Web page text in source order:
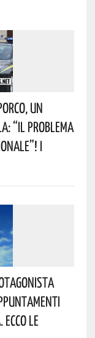
Un
“il Problema
I
Le